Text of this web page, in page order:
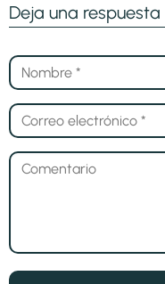
Deja una respuesta